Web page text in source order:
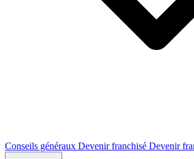
Conseils généraux Devenir franchisé Devenir